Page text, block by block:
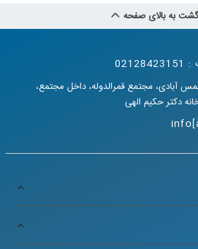
به بالای صفحه
آبادی، مجتمع قمرالدوله، داخل مجتمع،
دکتر حکیم الهی